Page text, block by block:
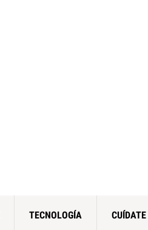
TECNOLOGÍA CUÍDATE